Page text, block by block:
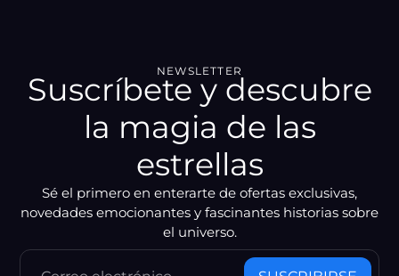
NEWSLETTER
Suscríbete y descubre
la magia de las
estrellas
Sé el primero en enterarte de ofertas exclusivas,
novedades emocionantes y fascinantes historias sobre
el universo.